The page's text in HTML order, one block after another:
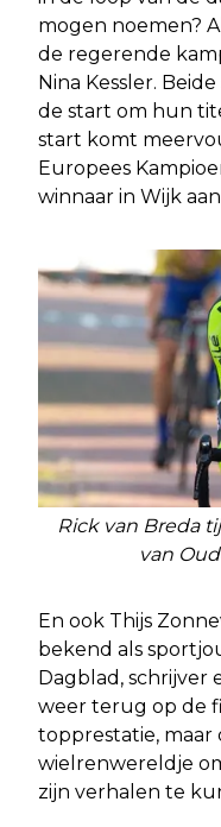
mogen noemen?
de regerende
Nina Kessler.
de start om hun
start komt
Europees
winnaar in Wijk
Rick van Breda
van
En ook Thijs
bekend als
Dagblad, schrijver
weer terug op de
topprestatie, maar
wielrenwereldje
zijn verhalen te